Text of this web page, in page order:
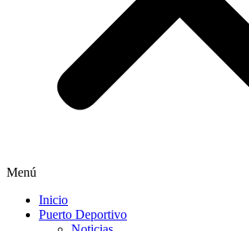
Menú
Inicio
Puerto Deportivo